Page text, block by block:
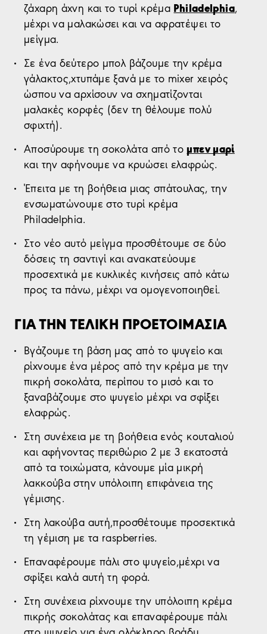
ζάχαρη άχνη και το τυρί κρέμα Philadelphia,
μέχρι να μαλακώσει και να αφρατέψει το
μείγμα.
Σε ένα δεύτερο μπολ βάζουμε την κρέμα
γάλακτος,χτυπάμε ξανά με το mixer χειρός
ώσπου να αρχίσουν να σχηματίζονται
μαλακές κορφές (δεν τη θέλουμε πολύ
σφιχτή).
Αποσύρουμε τη σοκολάτα από τομπεν μαρί
και την αφήνουμε να κρυώσει ελαφρώς.
Έπειτα με τη βοήθεια μιας σπάτουλας, την
ενσωματώνουμε στο τυρί κρέμα
Philadelphia.
Στο νέο αυτό μείγμα προσθέτουμε σε δύο
δόσεις τη σαντιγί και ανακατεύουμε
προσεχτικά με κυκλικές κινήσεις από κάτω
προς τα πάνω, μέχρι να ομογενοποιηθεί.
ΓΙΑ ΤΗΝ ΤΕΛΙΚΗ ΠΡΟΕΤΟΙΜΑΣΙΑ
Βγάζουμε τη βάση μας από το ψυγείο και
ρίχνουμε ένα μέρος από την κρέμα με την
πικρή σοκολάτα, περίπου το μισό και το
ξαναβάζουμε στο ψυγείο μέχρι να σφίξει
ελαφρώς.
Στη συνέχεια με τη βοήθεια ενός κουταλιού
και αφήνοντας περιθώριο 2 με 3 εκατοστά
από τα τοιχώματα, κάνουμε μία μικρή
λακκούβα στην υπόλοιπη επιφάνεια της
γέμισης.
Στη λακούβα αυτή,προσθέτουμε προσεκτικά
τη γέμιση με τα raspberries.
Επαναφέρουμε πάλι στο ψυγείο,μέχρι να
σφίξει καλά αυτή τη φορά.
Στη συνέχεια ρίχνουμε την υπόλοιπη κρέμα
πικρής σοκολάτας και επαναφέρουμε πάλι